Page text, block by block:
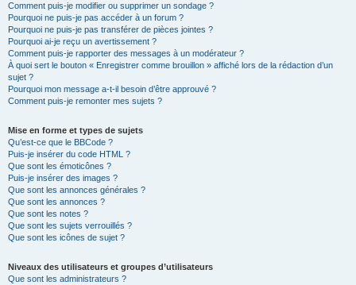
Comment puis-je modifier ou supprimer un sondage ?
Pourquoi ne puis-je pas accéder à un forum ?
Pourquoi ne puis-je pas transférer de pièces jointes ?
Pourquoi ai-je reçu un avertissement ?
Comment puis-je rapporter des messages à un modérateur ?
À quoi sert le bouton « Enregistrer comme brouillon » affiché lors de la rédaction d’un
sujet ?
Pourquoi mon message a-t-il besoin d’être approuvé ?
Comment puis-je remonter mes sujets ?
Mise en forme et types de sujets
Qu’est-ce que le BBCode ?
Puis-je insérer du code HTML ?
Que sont les émoticônes ?
Puis-je insérer des images ?
Que sont les annonces générales ?
Que sont les annonces ?
Que sont les notes ?
Que sont les sujets verrouillés ?
Que sont les icônes de sujet ?
Niveaux des utilisateurs et groupes d’utilisateurs
Que sont les administrateurs ?